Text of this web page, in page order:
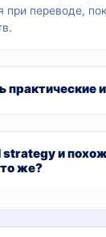
при переводе,
практические
и
же?